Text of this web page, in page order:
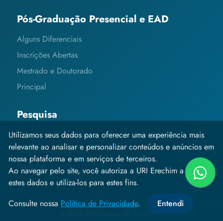
Pós-Graduação Presencial e EAD
Alguns Diferenciais
Inscrições Abertas
Mestrado e Doutorado
Principal
Pesquisa
Editais e Informações
Grupos de Pesquisa
Pesquisa
© 2026 URI Câmpus de Erechim
Utilizamos seus dados para oferecer uma experiência mais
relevante ao analisar e personalizar conteúdos e anúncios em
nossa plataforma e em serviços de terceiros.
Ao navegar pelo site, você autoriza a URI Erechim a coletar
estes dados e utiliza-los para estes fins.
Consulte nossa Política de Privacidade. Entendi